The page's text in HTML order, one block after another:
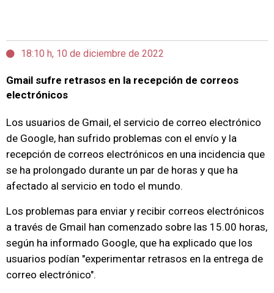
18:10 h, 10 de diciembre de 2022
Gmail sufre retrasos en la recepción de correos
electrónicos
Los usuarios de Gmail, el servicio de correo electrónico
de Google, han sufrido problemas con el envío y la
recepción de correos electrónicos en una incidencia que
se ha prolongado durante un par de horas y que ha
afectado al servicio en todo el mundo.
Los problemas para enviar y recibir correos electrónicos
a través de Gmail han comenzado sobre las 15.00 horas,
según ha informado Google, que ha explicado que los
usuarios podían "experimentar retrasos en la entrega de
correo electrónico".